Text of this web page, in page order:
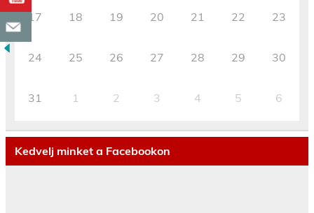
17 18 19 20 21 22 23
24 25 26 27 28 29 30
31 1 2 3 4 5 6
Kedvelj minket a Facebookon